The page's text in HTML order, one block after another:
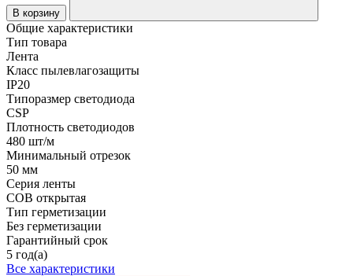
В корзину
Общие характеристики
Тип товара
Лента
Класс пылевлагозащиты
IP20
Типоразмер светодиода
CSP
Плотность светодиодов
480 шт/м
Минимальный отрезок
50 мм
Серия ленты
COB открытая
Тип герметизации
Без герметизации
Гарантийный срок
5 год(а)
Все характеристики